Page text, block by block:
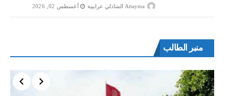
Attayma الشاذلي عرايبية أغسطس 02, 2026
منبر الطالب